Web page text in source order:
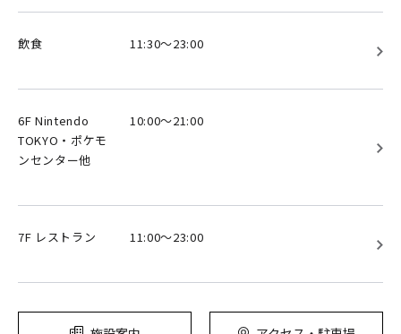
飲食 11:30～23:00
6F Nintendo
TOKYO・ポケモ
ンセンター他
10:00～21:00
7F レストラン 11:00～23:00